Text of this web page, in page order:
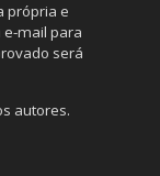
própria e
mail para
será
autores.